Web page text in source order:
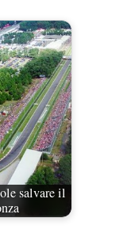
salvare il